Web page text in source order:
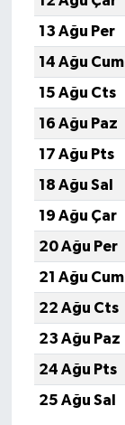
13 Ağu Per
14 Ağu Cum
15 Ağu Cts
16 Ağu Paz
17 Ağu Pts
18 Ağu Sal
19 Ağu Çar
20 Ağu Per
21 Ağu Cum
22 Ağu Cts
23 Ağu Paz
24 Ağu Pts
25 Ağu Sal